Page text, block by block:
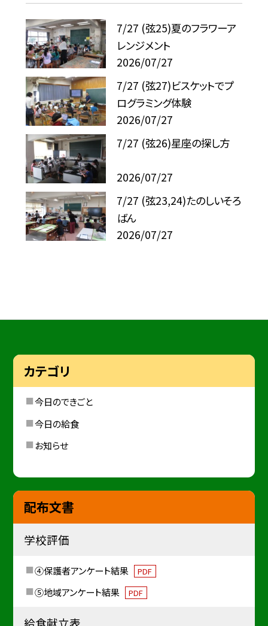
7/27 (弦25)夏のフラワーア
レンジメント
2026/07/27
7/27 (弦27)ビスケットでプ
ログラミング体験
2026/07/27
7/27 (弦26)星座の探し方
2026/07/27
7/27 (弦23,24)たのしいそろ
ばん
2026/07/27
カテゴリ
今日のできごと
今日の給食
お知らせ
配布文書
学校評価
④保護者アンケート結果 PDF
⑤地域アンケート結果 PDF